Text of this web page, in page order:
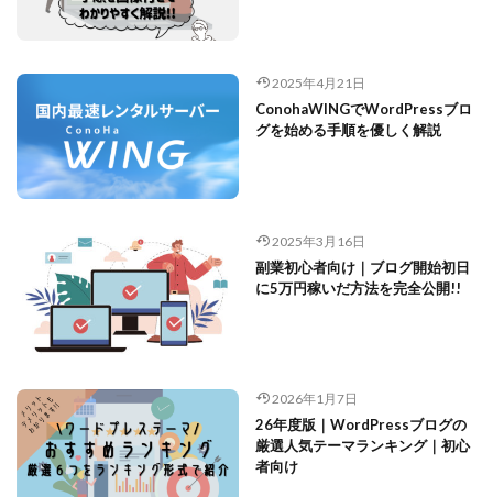
2025年4月21日
ConohaWINGでWordPressブロ
グを始める手順を優しく解説
2025年3月16日
副業初心者向け｜ブログ開始初日
に5万円稼いだ方法を完全公開!!
2026年1月7日
26年度版｜WordPressブログの
厳選人気テーマランキング｜初心
者向け